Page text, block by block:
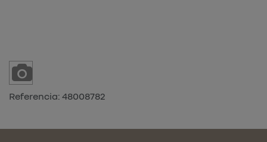
Referencia: 48008782